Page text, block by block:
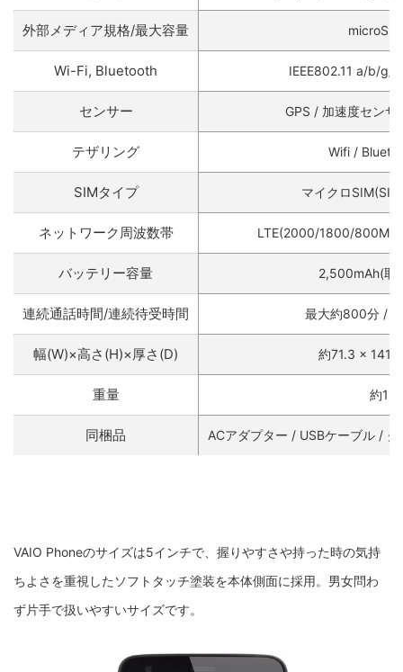
外部メディア規格/最大容量
Wi-Fi, Bluetooth IEEE802.11 a/b/g/
センサー GPS / 加速度セン
テザリング Wifi /
SIMタイプ マイクロ
ネットワーク周波数帯 LTE(2000/1800/
バッテリー容量 2,500mAh(取
連続通話時間/連続待受時間 最大約800分 /
幅(W)×高さ(H)×厚さ(D) 約71.3 ×
重量 約
同梱品 ACアダプター / USBケーブル /
VAIO Phoneのサイズは5インチで、握りやすさや持った時の気持
ちよさを重視したソフトタッチ塗装を本体側面に採用。男女問わ
ず片手で扱いやすいサイズです。